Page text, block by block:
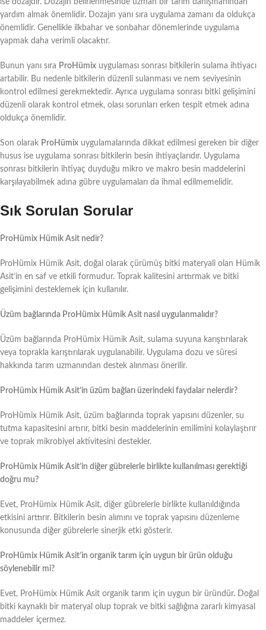
ise dozajdır. Dozajın belirlenmesinde uzman bir tarım danışmanından
yardım almak önemlidir. Dozajın yanı sıra uygulama zamanı da oldukça
önemlidir. Genellikle ilkbahar ve sonbahar dönemlerinde uygulama
yapmak daha verimli olacaktır.
Bunun yanı sıra ProHümix uygulaması sonrası bitkilerin sulama ihtiyacı
artabilir. Bu nedenle bitkilerin düzenli sulanması ve nem seviyesinin
kontrol edilmesi gerekmektedir. Ayrıca uygulama sonrası bitki gelişimini
düzenli olarak kontrol etmek, olası sorunları erken tespit etmek adına
oldukça önemlidir.
Son olarak ProHümix uygulamalarında dikkat edilmesi gereken bir diğer
husus ise uygulama sonrası bitkilerin besin ihtiyaçlarıdır. Uygulama
sonrası bitkilerin ihtiyaç duyduğu mikro ve makro besin maddelerini
karşılayabilmek adına gübre uygulamaları da ihmal edilmemelidir.
Sık Sorulan Sorular
ProHümix Hümik Asit nedir?
ProHümix Hümik Asit, doğal olarak çürümüş bitki materyali olan Hümik
Asit’in en saf ve etkili formudur. Toprak kalitesini arttırmak ve bitki
gelişimini desteklemek için kullanılır.
Üzüm bağlarında ProHümix Hümik Asit nasıl uygulanmalıdır?
Üzüm bağlarında ProHümix Hümik Asit, sulama suyuna karıştırılarak
veya toprakla karıştırılarak uygulanabilir. Uygulama dozu ve süresi
hakkında tarım uzmanından destek alınması önerilir.
ProHümix Hümik Asit’in üzüm bağları üzerindeki faydalar nelerdir?
ProHümix Hümik Asit, üzüm bağlarında toprak yapısını düzenler, su
tutma kapasitesini artırır, bitki besin maddelerinin emilimini kolaylaştırır
ve toprak mikrobiyel aktivitesini destekler.
ProHümix Hümik Asit’in diğer gübrelerle birlikte kullanılması gerektiği
doğru mu?
Evet, ProHümix Hümik Asit, diğer gübrelerle birlikte kullanıldığında
etkisini arttırır. Bitkilerin besin alımını ve toprak yapısını düzenleme
konusunda diğer gübrelerle sinerjik etki gösterir.
ProHümix Hümik Asit’in organik tarım için uygun bir ürün olduğu
söylenebilir mi?
Evet, ProHümix Hümik Asit organik tarım için uygun bir üründür. Doğal
bitki kaynaklı bir materyal olup toprak ve bitki sağlığına zararlı kimyasal
maddeler içermez.